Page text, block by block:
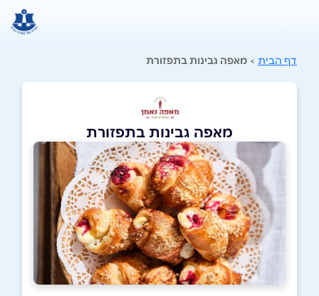
דף הבית > מאפה גבינות בתפזורת
מאפה גבינות בתפזורת